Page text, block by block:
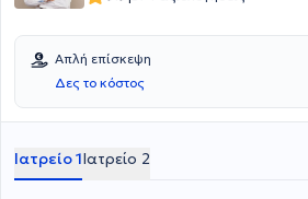
ειδικό ενδιαφέρον σε θέματα
Διαβήτη Κύησης, Προδιαβήτη και
συμμετάσχει στη διενέργεια
ιατρικών μελετών στα πλαίσια του
Παχυσαρκίας. Τέλος, ο γιατρός
συνέδρια στα πλαίσια της συνεχούς του
Απλή επίσκεψη
Δες το κόστος
Ιατρείο 1Ιατρείο 2